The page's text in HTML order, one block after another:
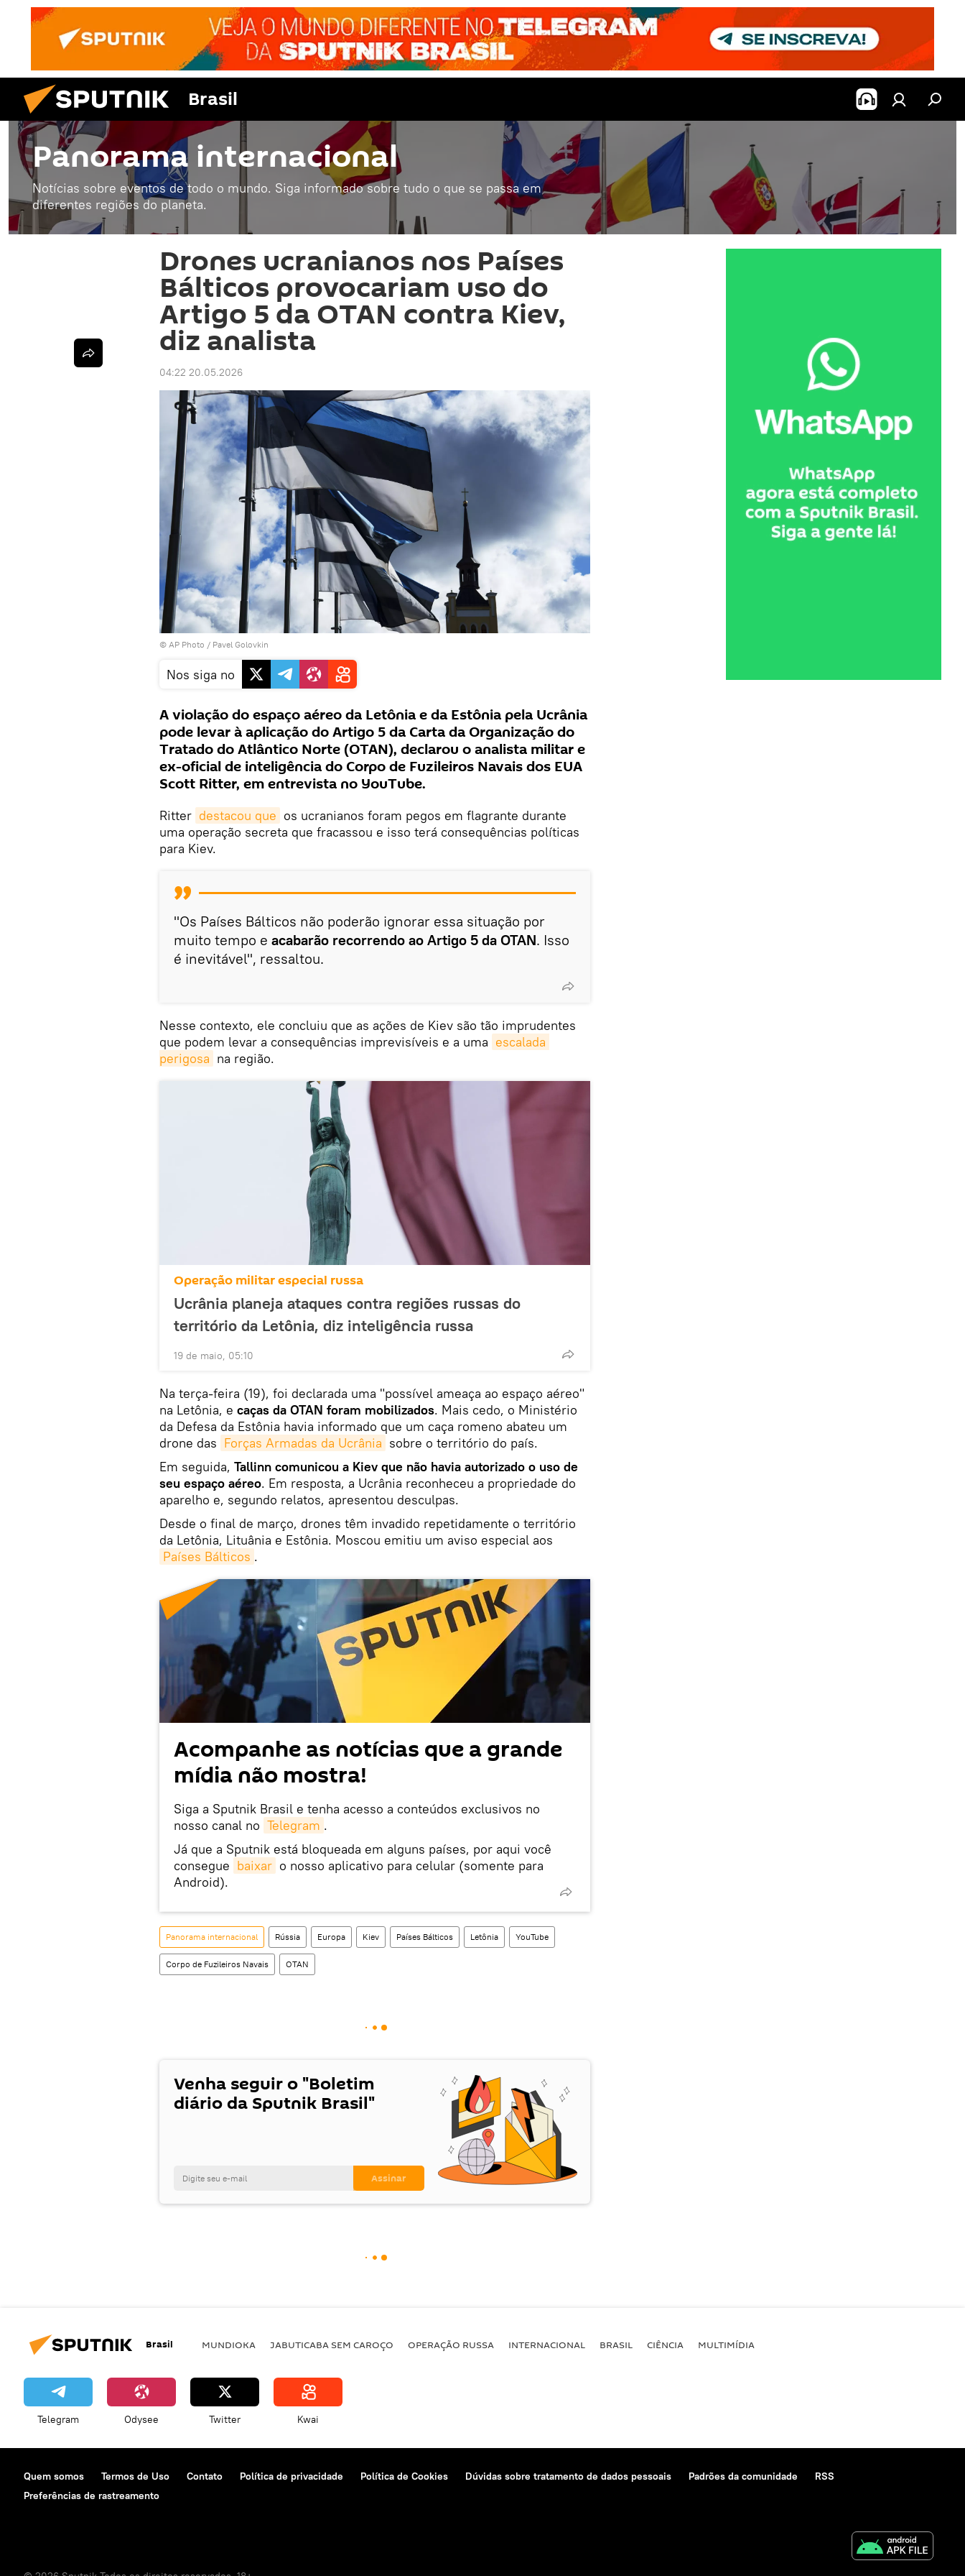
Brasil
Panorama internacional
Notícias sobre eventos de todo o mundo. Siga informado sobre tudo o que se passa em
diferentes regiões do planeta.
Drones ucranianos nos Países
Bálticos provocariam uso do
Artigo 5 da OTAN contra Kiev,
diz analista
04:22 20.05.2026
© AP Photo / Pavel Golovkin
Nos siga no
A violação do espaço aéreo da Letônia e da Estônia pela Ucrânia
pode levar à aplicação do Artigo 5 da Carta da Organização do
Tratado do Atlântico Norte (OTAN), declarou o analista militar e
ex-oficial de inteligência do Corpo de Fuzileiros Navais dos EUA
Scott Ritter, em entrevista no YouTube.
Ritter destacou que os ucranianos foram pegos em flagrante durante
uma operação secreta que fracassou e isso terá consequências políticas
para Kiev.
"Os Países Bálticos não poderão ignorar essa situação por
muito tempo e acabarão recorrendo ao Artigo 5 da OTAN. Isso
é inevitável", ressaltou.
Nesse contexto, ele concluiu que as ações de Kiev são tão imprudentes
que podem levar a consequências imprevisíveis e a uma escalada
perigosa na região.
Operação militar especial russa
Ucrânia planeja ataques contra regiões russas do
território da Letônia, diz inteligência russa
19 de maio, 05:10
Na terça-feira (19), foi declarada uma "possível ameaça ao espaço aéreo"
na Letônia, e caças da OTAN foram mobilizados. Mais cedo, o Ministério
da Defesa da Estônia havia informado que um caça romeno abateu um
drone das Forças Armadas da Ucrânia sobre o território do país.
Em seguida, Tallinn comunicou a Kiev que não havia autorizado o uso de
seu espaço aéreo. Em resposta, a Ucrânia reconheceu a propriedade do
aparelho e, segundo relatos, apresentou desculpas.
Desde o final de março, drones têm invadido repetidamente o território
da Letônia, Lituânia e Estônia. Moscou emitiu um aviso especial aos
Países Bálticos .
Acompanhe as notícias que a grande
mídia não mostra!
Siga a Sputnik Brasil e tenha acesso a conteúdos exclusivos no
nosso canal no Telegram .
Já que a Sputnik está bloqueada em alguns países, por aqui você
consegue baixar o nosso aplicativo para celular (somente para
Android).
Panorama internacional Rússia Europa Kiev Países Bálticos Letônia YouTube
Corpo de Fuzileiros Navais OTAN
Venha seguir o "Boletim
diário da Sputnik Brasil"
Brasil MUNDIOKA JABUTICABA SEM CAROÇO OPERAÇÃO RUSSA INTERNACIONAL BRASIL CIÊNCIA MULTIMÍDIA
Telegram Odysee Twitter Kwai
Quem somos Termos de Uso Contato Política de privacidade Política de Cookies Dúvidas sobre tratamento de dados pessoais Padrões da comunidade
RSS
Preferências de rastreamento